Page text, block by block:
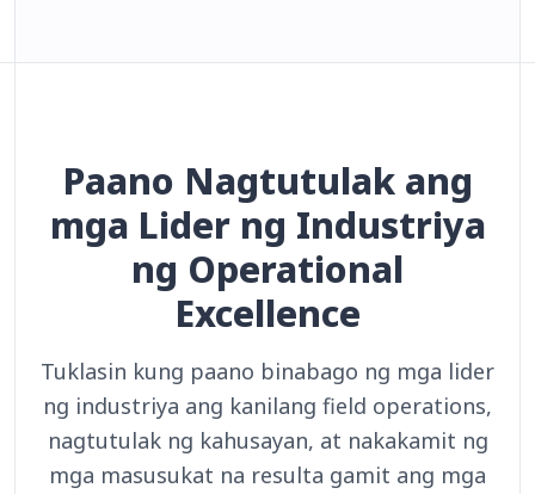
Paano Nagtutulak ang
mga Lider ng Industriya
ng Operational
Excellence
Tuklasin kung paano binabago ng mga lider
ng industriya ang kanilang field operations,
nagtutulak ng kahusayan, at nakakamit ng
mga masusukat na resulta gamit ang mga